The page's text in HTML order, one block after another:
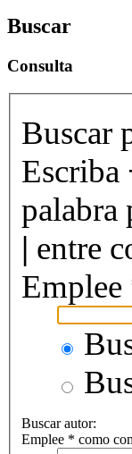
Buscar
Consulta
Buscar
Escriba
palabra
| entre
Emplee
Buscar autor:
Emplee * como